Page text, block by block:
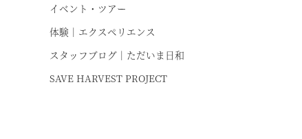
イベント・ツアー
体験｜エクスペリエンス
スタッフブログ｜ただいま日和
SAVE HARVEST PROJECT